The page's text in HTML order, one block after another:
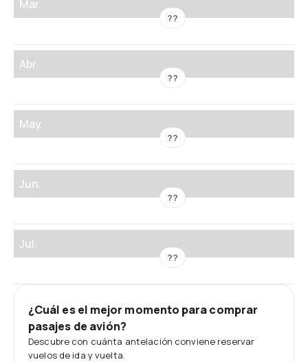
Mar.
??
Abr.
??
May.
??
Jun.
??
Jul.
??
¿Cuál es el mejor momento para comprar
pasajes de avión?
Descubre con cuánta antelación conviene reservar
vuelos de ida y vuelta.